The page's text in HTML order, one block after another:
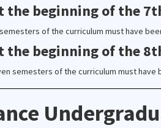
the beginning of the
of the curriculum must have
the beginning of the
semesters of the curriculum must